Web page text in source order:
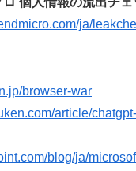
ja/
browser-war
article/
blog/ja/